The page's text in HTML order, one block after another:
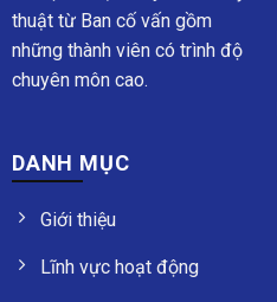
thuật từ Ban cố vấn gồm
những thành viên có trình độ
chuyên môn cao.
DANH MỤC
Giới thiệu
Lĩnh vực hoạt động